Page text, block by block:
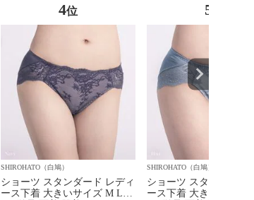
4位
SHIROHATO（白鳩）
ショーツ スタンダード レディ
ース下着 大きいサイズ M L
5
SHIROHATO（白鳩）
ショーツ スタンダード
ース下着 大きいサイズ